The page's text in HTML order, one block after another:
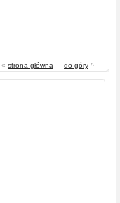
« strona główna - do góry ^